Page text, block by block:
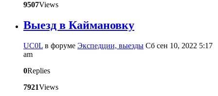
9507Views
Выезд в Каймановку
UC0L в форуме Экспедции, выезды Сб сен 10, 2022 5:17
am
0Replies
7921Views